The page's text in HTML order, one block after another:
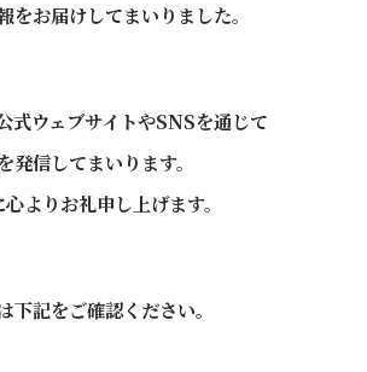
をお届けしてまいりました。
式ウェブサイトやSNSを通じて
信してまいります。
よりお礼申し上げます。
下記をご確認ください。